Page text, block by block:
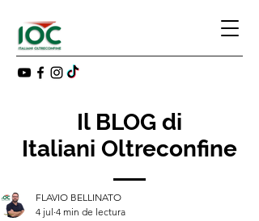
Il BLOG di
Italiani Oltreconfine
FLAVIO BELLINATO
4 jul 4 min de lectura